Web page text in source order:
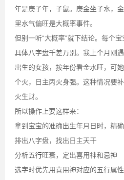
年是庚子年，子鼠。庚金坐子水，
里水气偏旺是大概率事件。
但别一听“大概率”就下结论。每个
具体八字盘千差万别。我上个月刚遇
出生的女孩，按年份看金水旺，可
个火，日主丙火身强。这种情况要
火生财。
所以操作上要这样来：
拿到宝宝的准确出生年月日时，精
排出八字盘，找出日主天干
分析五行旺衰，定出喜用神和忌神
选字时优先用喜用神对应的五行属